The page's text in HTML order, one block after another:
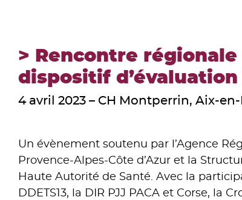
> Rencontre
dispositif d’évaluation
4 avril 2023 – CH Montperrin, Aix-
Un évènement soutenu par l’Agence
Provence-Alpes-Côte d’Azur et la
Haute Autorité de Santé. Avec la
DDETS13, la DIR PJJ PACA et Corse, la